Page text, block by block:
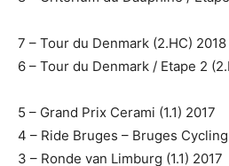
7 – Tour du Denmark (2.HC) 2018
6 – Tour du Denmark / Etape 2
5 – Grand Prix Cerami (1.1) 2017
4 – Ride Bruges – Bruges Cycling
3 – Ronde van Limburg (1.1) 2017